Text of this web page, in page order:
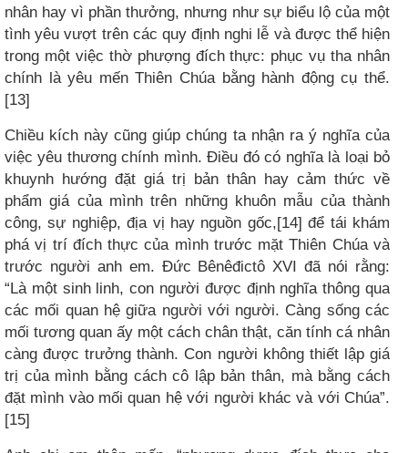
nhân hay vì phần thưởng, nhưng như sự biểu lộ của một
tình yêu vượt trên các quy định nghi lễ và được thể hiện
trong một việc thờ phượng đích thực: phục vụ tha nhân
chính là yêu mến Thiên Chúa bằng hành động cụ thể.
[13]
Chiều kích này cũng giúp chúng ta nhận ra ý nghĩa của
việc yêu thương chính mình. Điều đó có nghĩa là loại bỏ
khuynh hướng đặt giá trị bản thân hay cảm thức về
phẩm giá của mình trên những khuôn mẫu của thành
công, sự nghiệp, địa vị hay nguồn gốc,[14] để tái khám
phá vị trí đích thực của mình trước mặt Thiên Chúa và
trước người anh em. Đức Bênêđictô XVI đã nói rằng:
“Là một sinh linh, con người được định nghĩa thông qua
các mối quan hệ giữa người với người. Càng sống các
mối tương quan ấy một cách chân thật, căn tính cá nhân
càng được trưởng thành. Con người không thiết lập giá
trị của mình bằng cách cô lập bản thân, mà bằng cách
đặt mình vào mối quan hệ với người khác và với Chúa”.
[15]